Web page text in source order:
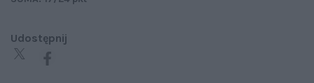
Udostępnij